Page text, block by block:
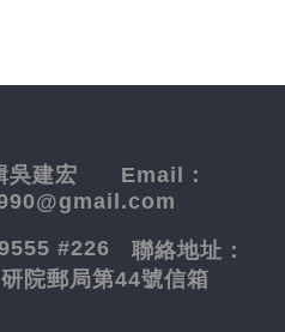
吳建宏 Email：
#226 聯絡地址：
院郵局第44號信箱